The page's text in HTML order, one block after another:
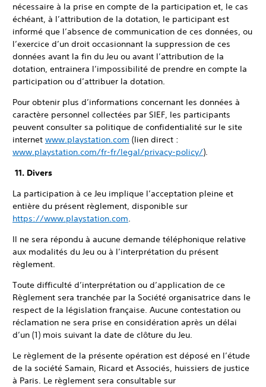
nécessaire à la prise en compte de la participation et, le cas
échéant, à l’attribution de la dotation, le participant est
informé que l’absence de communication de ces données, ou
l’exercice d’un droit occasionnant la suppression de ces
données avant la fin du Jeu ou avant l’attribution de la
dotation, entrainera l’impossibilité de prendre en compte la
participation ou d’attribuer la dotation.
Pour obtenir plus d’informations concernant les données à
caractère personnel collectées par SIEF, les participants
peuvent consulter sa politique de confidentialité sur le site
internet www.playstation.com (lien direct :
www.playstation.com/fr-fr/legal/privacy-policy/).
11. Divers
La participation à ce Jeu implique l’acceptation pleine et
entière du présent règlement, disponible sur
https://www.playstation.com.
Il ne sera répondu à aucune demande téléphonique relative
aux modalités du Jeu ou à l’interprétation du présent
règlement.
Toute difficulté d’interprétation ou d’application de ce
Règlement sera tranchée par la Société organisatrice dans le
respect de la législation française. Aucune contestation ou
réclamation ne sera prise en considération après un délai
d’un (1) mois suivant la date de clôture du Jeu.
Le règlement de la présente opération est déposé en l’étude
de la société Samain, Ricard et Associés, huissiers de justice
à Paris. Le règlement sera consultable sur